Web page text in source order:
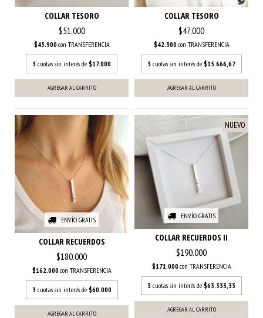
COLLAR TESORO
$51.000
$45.900con TRANSFERENCIA
3 cuotas sin interés de $17.000
AGREGAR AL CARRITO
COLLAR TESORO
$47.000
$42.300con TRANSFERENCIA
3 cuotas sin interés de $15.666,67
AGREGAR AL CARRITO
ENVÍO GRATIS
COLLAR RECUERDOS
$180.000
$162.000con TRANSFERENCIA
3 cuotas sin interés de $60.000
AGREGAR AL CARRITO
ENVÍO GRATIS
NUEVO
COLLAR RECUERDOS II
$190.000
$171.000con TRANSFERENCIA
3 cuotas sin interés de $63.333,33
AGREGAR AL CARRITO